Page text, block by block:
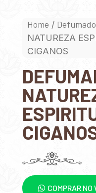
Home /
NATUREZA
CIGANOS
COMPRAR